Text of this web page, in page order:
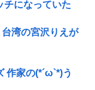
チになっていた
台湾の宮沢りえが
作家の(*´ω`*)う